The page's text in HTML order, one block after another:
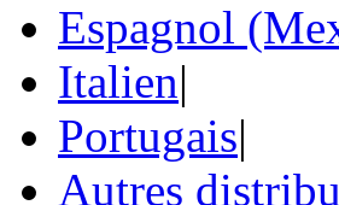
Espagnol
Italien|
Portugais|
Autres